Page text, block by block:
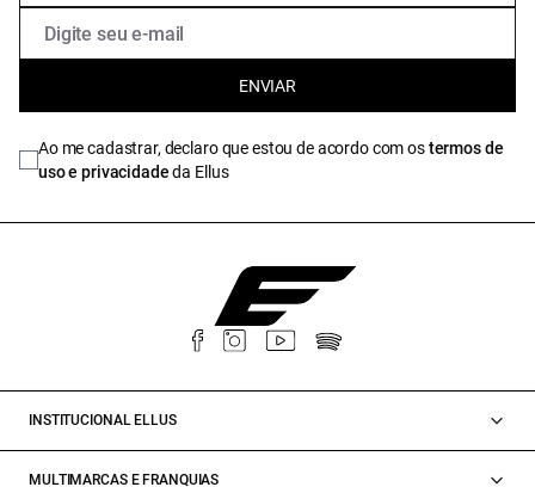
ENVIAR
Ao me cadastrar, declaro que estou de acordo com ostermos de
uso e privacidadeda Ellus
INSTITUCIONAL ELLUS
MULTIMARCAS E FRANQUIAS